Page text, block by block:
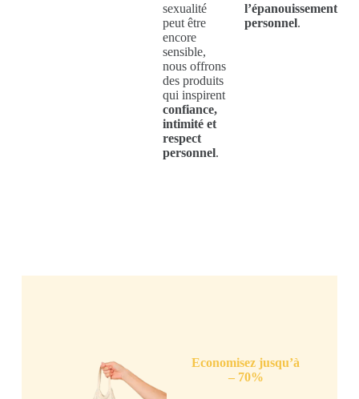
sexualité
peut être
encore
sensible,
nous offrons
des produits
qui inspirent
confiance,
intimité et
respect
personnel.
l’épanouissement
personnel.
Economisez jusqu’à
– 70%